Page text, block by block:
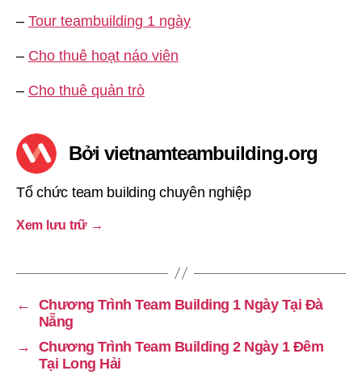
– Tour teambuilding 1 ngày
– Cho thuê hoạt náo viên
– Cho thuê quản trò
Bởi vietnamteambuilding.org
Tổ chức team building chuyên nghiệp
Xem lưu trữ →
←
Chương Trình Team Building 1 Ngày Tại Đà
Nẵng
→
Chương Trình Team Building 2 Ngày 1 Đêm
Tại Long Hải